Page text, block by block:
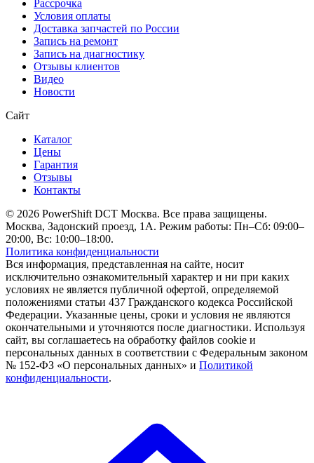
Рассрочка
Условия оплаты
Доставка запчастей по России
Запись на ремонт
Запись на диагностику
Отзывы клиентов
Видео
Новости
Сайт
Каталог
Цены
Гарантия
Отзывы
Контакты
© 2026 PowerShift DCT Москва. Все права защищены.
Москва, Задонский проезд, 1А. Режим работы: Пн–Сб: 09:00–
20:00, Вс: 10:00–18:00.
Политика конфиденциальности
Вся информация, представленная на сайте, носит
исключительно ознакомительный характер и ни при каких
условиях не является публичной офертой, определяемой
положениями статьи 437 Гражданского кодекса Российской
Федерации. Указанные цены, сроки и условия не являются
окончательными и уточняются после диагностики. Используя
сайт, вы соглашаетесь на обработку файлов cookie и
персональных данных в соответствии с Федеральным законом
№ 152-ФЗ «О персональных данных» и Политикой
конфиденциальности.